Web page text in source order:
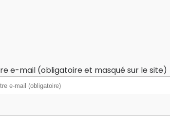
e-mail (obligatoire et masqué sur le site)